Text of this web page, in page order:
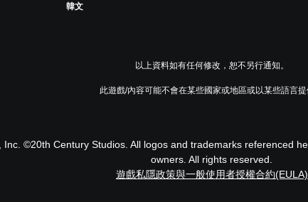
韓文
以上資料如有任何修改，恕不另行通知。
此遊戲/內容可能不會在某些國家或地區或以某些語言提
Inc. ©20th Century Studios. All logos and trademarks referenced
owners. All rights reserved.
遊戲私隱政策與一般使用者授權合約(EULA)